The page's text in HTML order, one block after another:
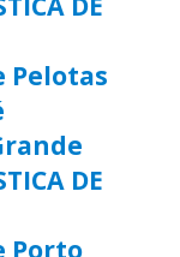
Pelotas
DE
Porto